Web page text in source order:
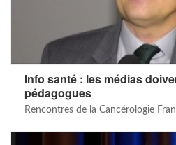
Info santé : les médias
pédagogues
Rencontres de la Cancérologie